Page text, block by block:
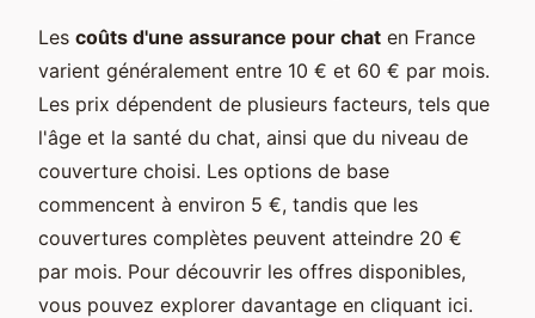
Les coûts d'une assurance pour chat en France
varient généralement entre 10 € et 60 € par mois.
Les prix dépendent de plusieurs facteurs, tels que
l'âge et la santé du chat, ainsi que du niveau de
couverture choisi. Les options de base
commencent à environ 5 €, tandis que les
couvertures complètes peuvent atteindre 20 €
par mois. Pour découvrir les offres disponibles,
vous pouvez explorer davantage en cliquant ici.